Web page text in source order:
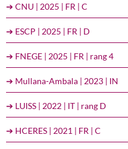
➔ CNU | 2025 | FR | C
➔ ESCP | 2025 | FR | D
➔ FNEGE | 2025 | FR | rang 4
➔ Mullana-Ambala | 2023 | IN
➔ LUISS | 2022 | IT | rang D
➔ HCERES | 2021 | FR | C